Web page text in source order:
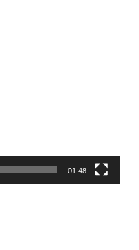
01:48